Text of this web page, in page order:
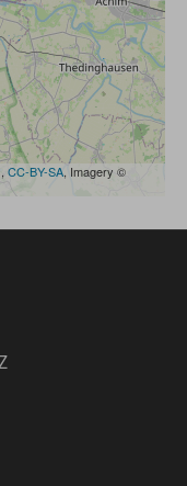
CC-BY-SA , Imagery ©